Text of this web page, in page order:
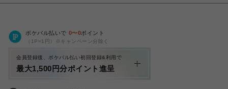
ポケパル払いで 0〜0ポイント
（1P=1円）※キャンペーン分除く
会員登録後、ポケパル払い初回登録&利用で
最大1,500円分ポイント進呈